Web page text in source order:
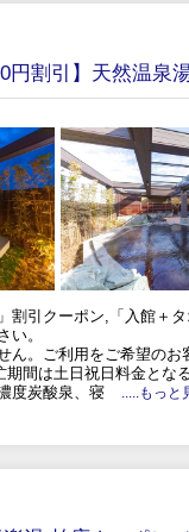
円割引】天然温
割引クーポン,「入館＋
い。
。ご利用をご希望のお
間は土日祝日料金とな
度炭酸泉、寝
.....もっと